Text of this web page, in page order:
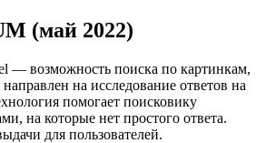
(май 2022)
— возможность поиска по картинкам,
направлен на исследование ответов на
помогает поисковику
на которые нет простого ответа.
для пользователей.